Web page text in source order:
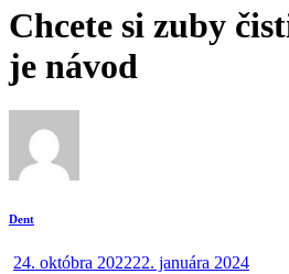
Chcete si zuby
je návod
Dent
24. októbra 202222. januára 2024